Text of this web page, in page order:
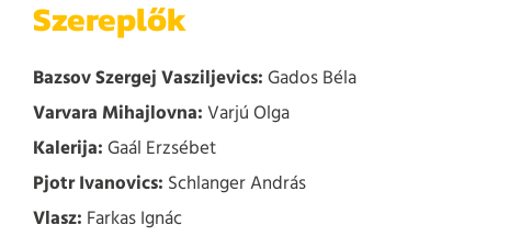
Szereplők
Bazsov Szergej Vasziljevics:Gados Béla
Varvara Mihajlovna:Varjú Olga
Kalerija:Gaál Erzsébet
Pjotr Ivanovics: Schlanger András
Vlasz: Farkas Ignác